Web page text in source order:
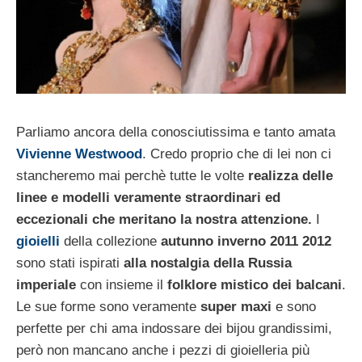
Parliamo ancora della conosciutissima e tanto amata
Vivienne Westwood. Credo proprio che di lei non ci
stancheremo mai perchè tutte le volte realizza delle
linee e modelli veramente straordinari ed
eccezionali che meritano la nostra attenzione. I
gioielli della collezione autunno inverno 2011 2012
sono stati ispirati alla nostalgia della Russia
imperiale con insieme il folklore mistico dei balcani.
Le sue forme sono veramente super maxi e sono
perfette per chi ama indossare dei bijou grandissimi,
però non mancano anche i pezzi di gioielleria più